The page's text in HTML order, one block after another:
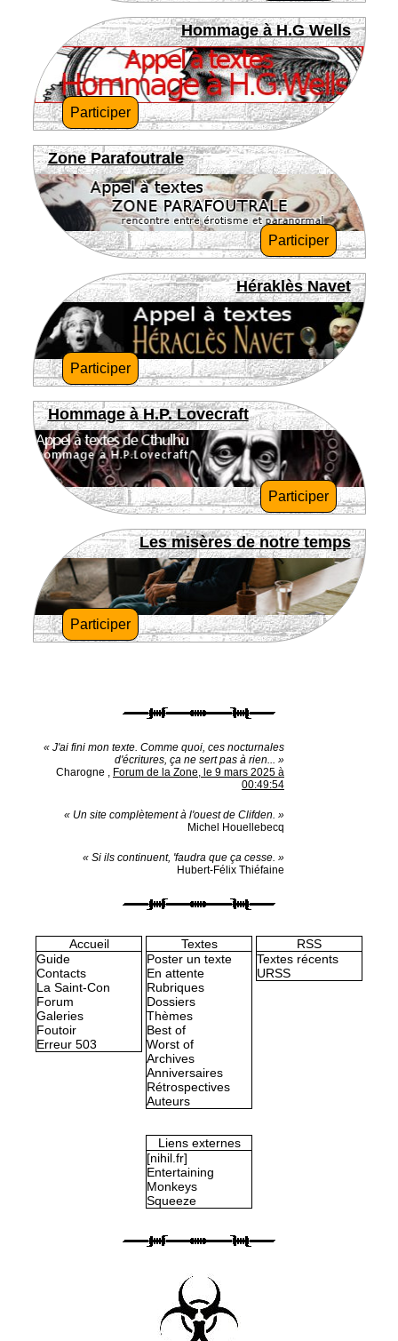
Hommage à H.G Wells
Participer
Zone Parafoutrale
Participer
Héraklès Navet
Participer
Hommage à H.P. Lovecraft
Participer
Les misères de notre temps
Participer
« J'ai fini mon texte. Comme quoi, ces nocturnales
d'écritures, ça ne sert pas à rien... »
Charogne , Forum de la Zone, le 9 mars 2025 à
00:49:54
« Un site complètement à l'ouest de Clifden. »
Michel Houellebecq
« Si ils continuent, 'faudra que ça cesse. »
Hubert-Félix Thiéfaine
Accueil
Guide
Contacts
La Saint-Con
Forum
Galeries
Foutoir
Erreur 503
Textes
Poster un texte
En attente
Rubriques
Dossiers
Thèmes
Best of
Worst of
Archives
Anniversaires
Rétrospectives
Auteurs
RSS
Textes récents
URSS
Liens externes
[nihil.fr]
Entertaining
Monkeys
Squeeze